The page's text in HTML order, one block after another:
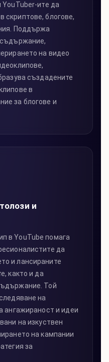
YouTuber-ите да
блогове,
Поддържа
на видео
създадените
в
за блогове и
и
в YouTube помага
да
и лансираните
както и да
Той
на
ангажираност и идеи
на изкуствен
на кампании
за